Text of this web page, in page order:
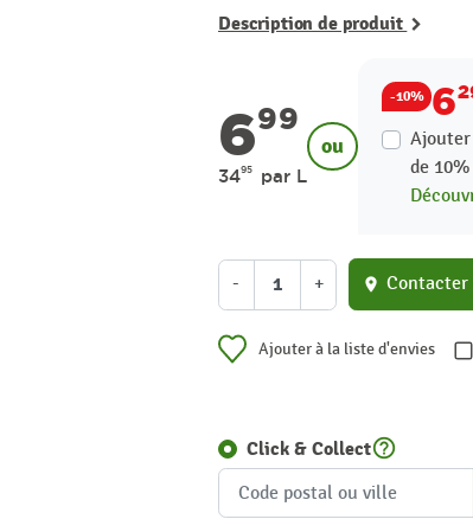
Description de produit
699
3495 par L
ou
-10% 6
de
- + location_on Contacter
Ajouter à la liste d'envies
Click & Collecthelp_outline